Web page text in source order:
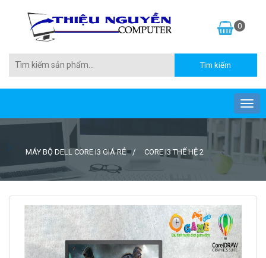
0
MÁY BỘ DELL CORE I3 GIÁ RẺ CORE I3 THẾ HỆ 2